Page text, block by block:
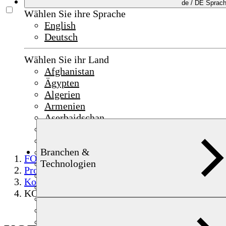
de / DE
Wählen Sie ihre Sprache
English
Deutsch
Wählen Sie ihr Land
Afghanistan
Ägypten
Algerien
Armenien
Aserbaidschan
Deutschland
Frankreich
Irak
Branchen &
Technologien
FOERSTER
Produkte
Komponentenprüfung
KOERZIMAT